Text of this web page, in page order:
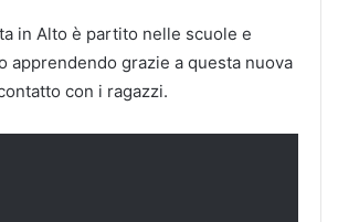
in Alto è partito nelle scuole e
apprendendo grazie a questa nuova
con i ragazzi.